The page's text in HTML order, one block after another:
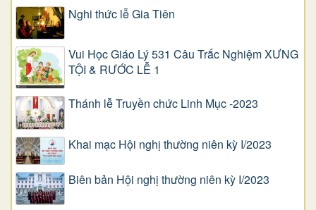
Nghi thức lễ Gia Tiên
Vui Học Giáo Lý 531 Câu Trắc Nghiệm XƯNG
TỘI & RƯỚC LỄ 1
Thánh lễ Truyền chức Linh Mục -2023
Khai mạc Hội nghị thường niên kỳ I/2023
Biên bản Hội nghị thường niên kỳ I/2023